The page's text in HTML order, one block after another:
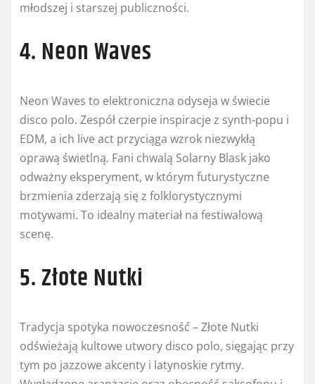
młodszej i starszej publiczności.
4. Neon Waves
Neon Waves to elektroniczna odyseja w świecie
disco polo. Zespół czerpie inspiracje z synth-popu i
EDM, a ich live act przyciąga wzrok niezwykłą
oprawą świetlną. Fani chwalą Solarny Blask jako
odważny eksperyment, w którym futurystyczne
brzmienia zderzają się z folklorystycznymi
motywami. To idealny materiał na festiwalową
scenę.
5. Złote Nutki
Tradycja spotyka nowoczesność – Złote Nutki
odświeżają kultowe utwory disco polo, sięgając przy
tym po jazzowe akcenty i latynoskie rytmy.